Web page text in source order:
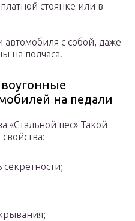
стоянке или в
автомобиля с собой, даже
на полчаса.
на педали
«Стальной пес» Такой